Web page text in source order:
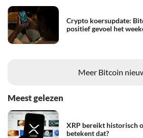
Crypto koersupdate:
positief gevoel het
Meer Bitcoin
Meest gelezen
XRP bereikt historisch
betekent dat?